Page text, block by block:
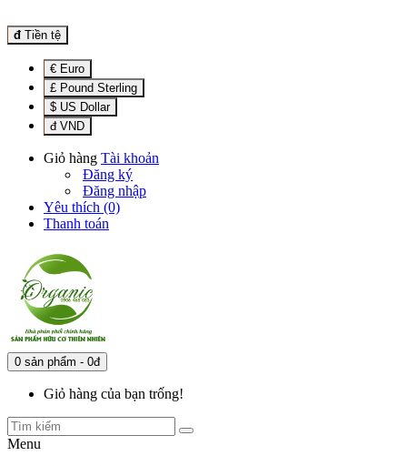
đ Tiền tệ
€ Euro
£ Pound Sterling
$ US Dollar
đ VND
Giỏ hàng Tài khoản
Đăng ký
Đăng nhập
Yêu thích (0)
Thanh toán
0 sản phẩm - 0đ
Giỏ hàng của bạn trống!
Menu